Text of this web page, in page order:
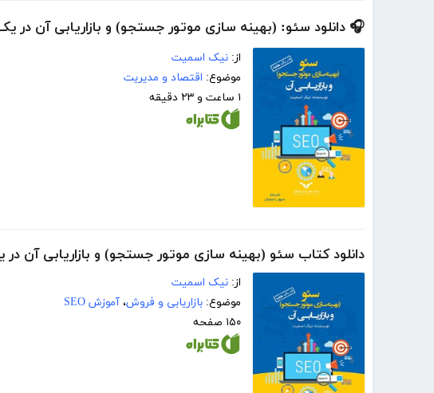
🎧 دانلود سئو: (بهینه سازی موتور جستجو) و بازاریابی آن در
از: نیک اسمیت
موضوع: اقتصاد و مدیریت
۱ ساعت و ۲۳ دقیقه
دانلود کتاب سئو (بهینه سازی موتور جستجو) و بازاریابی آن
از: نیک اسمیت
موضوع: بازاریابی و فروش، آموزش SEO
۱۵۰ صفحه